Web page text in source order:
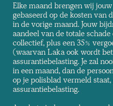
Elke maand brengen wij
gebaseerd op de kosten van
in de vorige maand. Jouw
aandeel van de totale
collectief, plus een 35%
(waarvan Laka ook wordt
assurantiebelasting. Je zal
in een maand, dan de
op je polisblad vermeld staat,
assurantiebelasting.